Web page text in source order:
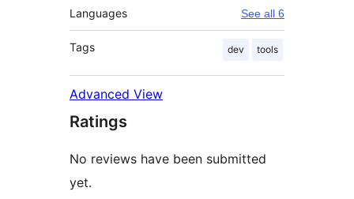
Languages See all 6
Tags dev tools
Advanced View
Ratings
No reviews have been submitted
yet.